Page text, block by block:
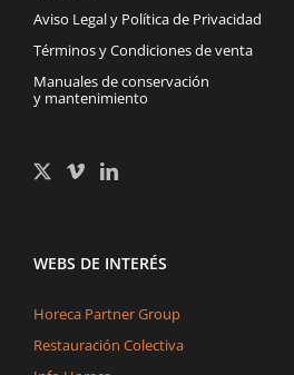
Aviso Legal y Política de Privacidad
Términos y Condiciones de venta
Manuales de conservación
y mantenimiento
WEBS DE INTERÉS
Horeca Partner Group
Restauración Colectiva